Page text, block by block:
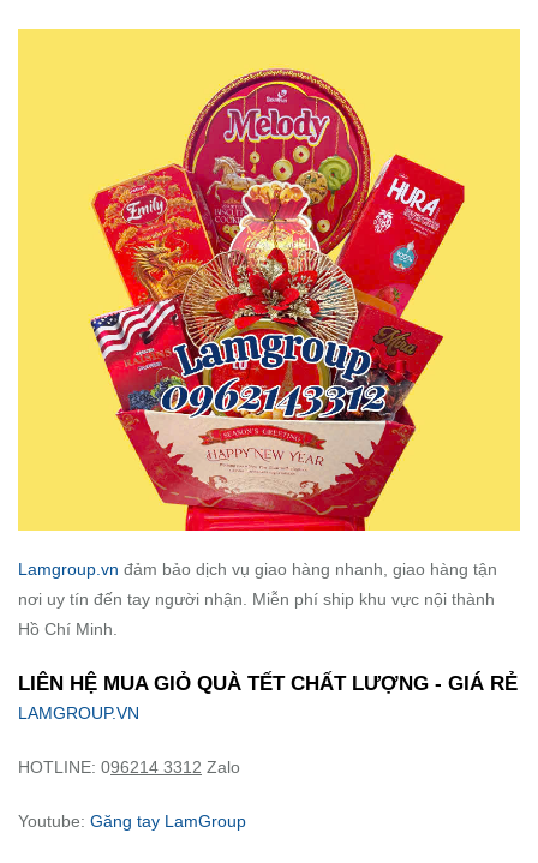
Lamgroup.vn đảm bảo dịch vụ giao hàng nhanh, giao hàng tận
nơi uy tín đến tay người nhận. Miễn phí ship khu vực nội thành
Hồ Chí Minh.
LIÊN HỆ MUA GIỎ QUÀ TẾT CHẤT LƯỢNG - GIÁ RẺ
LAMGROUP.VN
HOTLINE: 096214 3312 Zalo
Youtube: Găng tay LamGroup